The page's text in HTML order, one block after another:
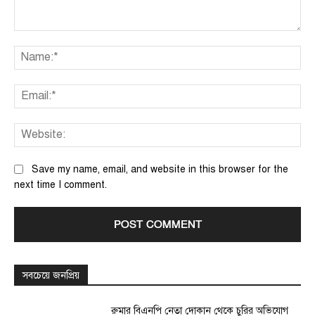
Save my name, email, and website in this browser for the
next time I comment.
সবচেয়ে জনপ্রিয়
রুমার বিএনপি নেতা দোকান থেকে চুরির অভিযোগ